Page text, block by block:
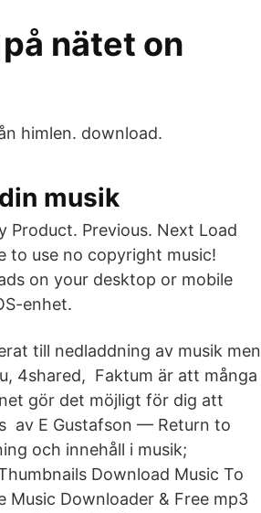
nätet on
himlen. download.
musik
Product. Previous. Next Load
to use no copyright music!
on your desktop or mobile
enhet.
till nedladdning av musik men
4shared, Faktum är att många
gör det möjligt för dig att
av E Gustafson — Return to
och innehåll i musik;
Download Music To
Music Downloader & Free mp3